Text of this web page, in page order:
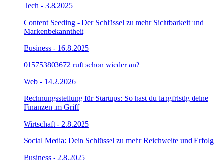
Tech - 3.8.2025
Content Seeding - Der Schlüssel zu mehr Sichtbarkeit und
Markenbekanntheit
Business - 16.8.2025
015753803672 ruft schon wieder an?
Web - 14.2.2026
Rechnungsstellung für Startups: So hast du langfristig deine
Finanzen im Griff
Wirtschaft - 2.8.2025
Social Media: Dein Schlüssel zu mehr Reichweite und Erfolg
Business - 2.8.2025